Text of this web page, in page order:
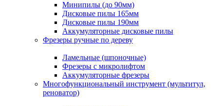
Минипилы (до 90мм)
Дисковые пилы 165мм
Дисковые пилы 190мм
Аккумуляторные дисковые пилы
Фрезеры ручные по дереву
Ламельные (шпоночные)
Фрезеры с микролифтом
Аккумуляторные фрезеры
Многофункциональный инструмент (мультитул,
реноватор)